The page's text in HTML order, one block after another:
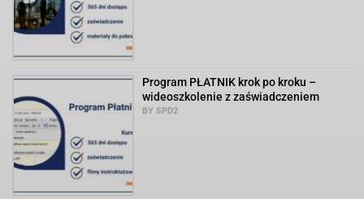
Program PŁATNIK krok po kroku –
wideoszkolenie z zaświadczeniem
BY SPD2